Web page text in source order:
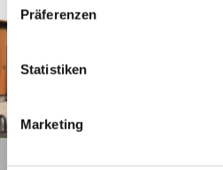
Präferenzen
Statistiken
Marketing
1819
Open from